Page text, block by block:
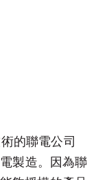
的聯電公司
製造。因為聯